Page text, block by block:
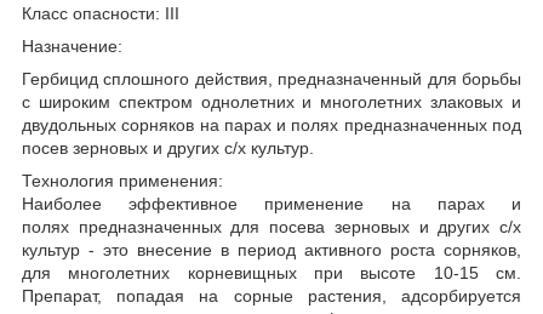
Класс опасности: III
Назначение:
Гербицид сплошного действия, предназначенный для борьбы
с широким спектром однолетних и многолетних злаковых и
двудольных сорняков на парах и полях предназначенных под
посев зерновых и других с/х культур.
Технология применения:
Наиболее эффективное применение на парах и
полях предназначенных для посева зерновых и других с/х
культур - это внесение в период активного роста сорняков,
для многолетних корневищных при высоте 10-15 см.
Препарат, попадая на сорные растения, адсорбируется